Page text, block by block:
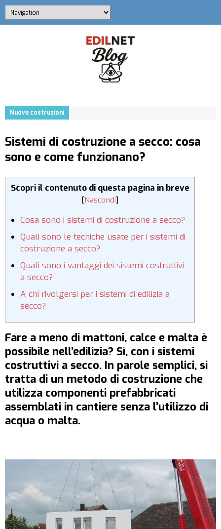
Nuove costruzioni
Sistemi di costruzione a secco: cosa
sono e come funzionano?
Scopri il contenuto di questa pagina in breve
[Nascondi]
Cosa sono i sistemi di costruzione a secco?
Quali sono le tecniche usate per i sistemi di
costruzione a secco?
Quali sono i vantaggi dei sistemi costruttivi
a secco?
A chi rivolgersi per i sistemi di edilizia a
secco?
Fare a meno di mattoni, calce e malta è
possibile nell’edilizia? Sì, con i sistemi
costruttivi a secco. In parole semplici, si
tratta di un metodo di costruzione che
utilizza componenti prefabbricati
assemblati in cantiere senza l’utilizzo di
acqua o malta.